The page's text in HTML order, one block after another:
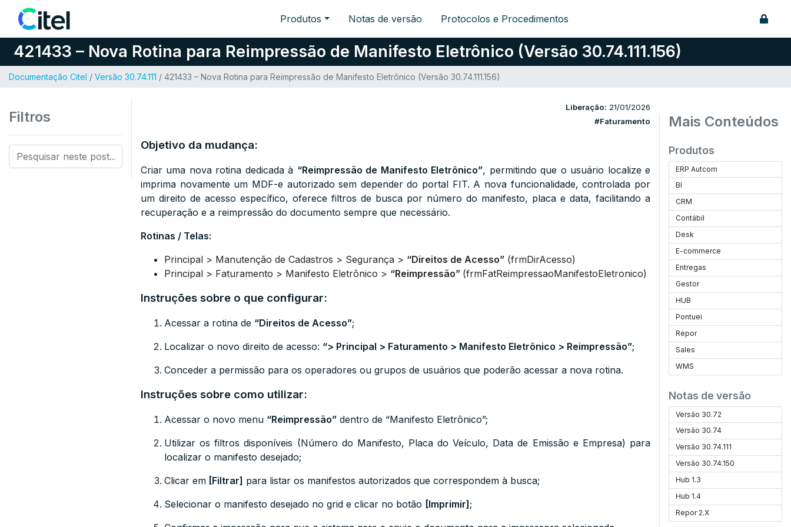
Pular para o conteúdo Produtos Notas de versão Protocolos e Procedimentos
421433 – Nova Rotina para Reimpressão de Manifesto Eletrônico (Versão 30.74.111.156)
Documentação Citel / Versão 30.74.111 / 421433 – Nova Rotina para Reimpressão de Manifesto Eletrônico (Versão 30.74.111.156)
Filtros
Liberação: 21/01/2026
#Faturamento
Objetivo da mudança:
Criar uma nova rotina dedicada à “Reimpressão de Manifesto Eletrônico”, permitindo que o usuário localize e
imprima novamente um MDF-e autorizado sem depender do portal FIT. A nova funcionalidade, controlada por
um direito de acesso específico, oferece filtros de busca por número do manifesto, placa e data, facilitando a
recuperação e a reimpressão do documento sempre que necessário.
Rotinas / Telas:
Principal > Manutenção de Cadastros > Segurança > “Direitos de Acesso” (frmDirAcesso)
Principal > Faturamento > Manifesto Eletrônico > “Reimpressão” (frmFatReimpressaoManifestoEletronico)
Instruções sobre o que configurar:
Acessar a rotina de “Direitos de Acesso”;
Localizar o novo direito de acesso: “> Principal > Faturamento > Manifesto Eletrônico > Reimpressão”;
Conceder a permissão para os operadores ou grupos de usuários que poderão acessar a nova rotina.
Instruções sobre como utilizar:
Acessar o novo menu “Reimpressão” dentro de “Manifesto Eletrônico”;
Utilizar os filtros disponíveis (Número do Manifesto, Placa do Veículo, Data de Emissão e Empresa) para
localizar o manifesto desejado;
Clicar em [Filtrar] para listar os manifestos autorizados que correspondem à busca;
Selecionar o manifesto desejado no grid e clicar no botão [Imprimir];
Mais Conteúdos
Produtos
ERP Autcom
BI
CRM
Contábil
Desk
E-commerce
Entregas
Gestor
HUB
Pontuei
Repor
Sales
WMS
Notas de versão
Versão 30.72
Versão 30.74
Versão 30.74.111
Versão 30.74.150
Hub 1.3
Hub 1.4
Repor 2.X